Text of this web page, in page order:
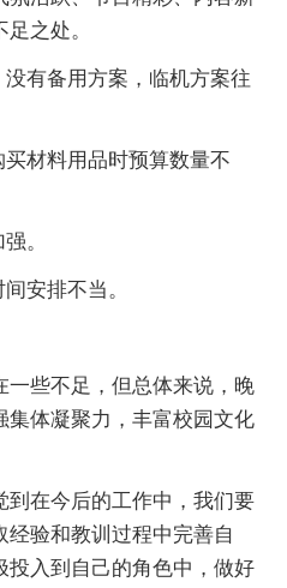
之处。
有备用方案，临机方案往
材料用品时预算数量不
。
安排不当。
些不足，但总体来说，晚
集体凝聚力，丰富校园文化
在今后的工作中，我们要
验和教训过程中完善自
投入到自己的角色中，做好